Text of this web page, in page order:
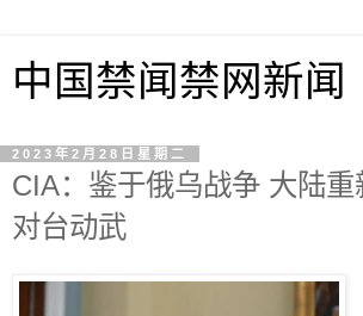
中国禁闻禁网新闻
2023年2月28日星期二
CIA：鉴于俄乌战争 大陆重
对台动武